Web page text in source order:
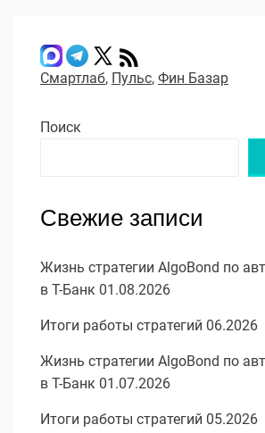
Смартлаб, Пульс, Фин Базар
Поиск
Свежие записи
Жизнь стратегии AlgoBond по
в Т-Банк 01.08.2026
Итоги работы стратегий 06.2026
Жизнь стратегии AlgoBond по
в Т-Банк 01.07.2026
Итоги работы стратегий 05.2026